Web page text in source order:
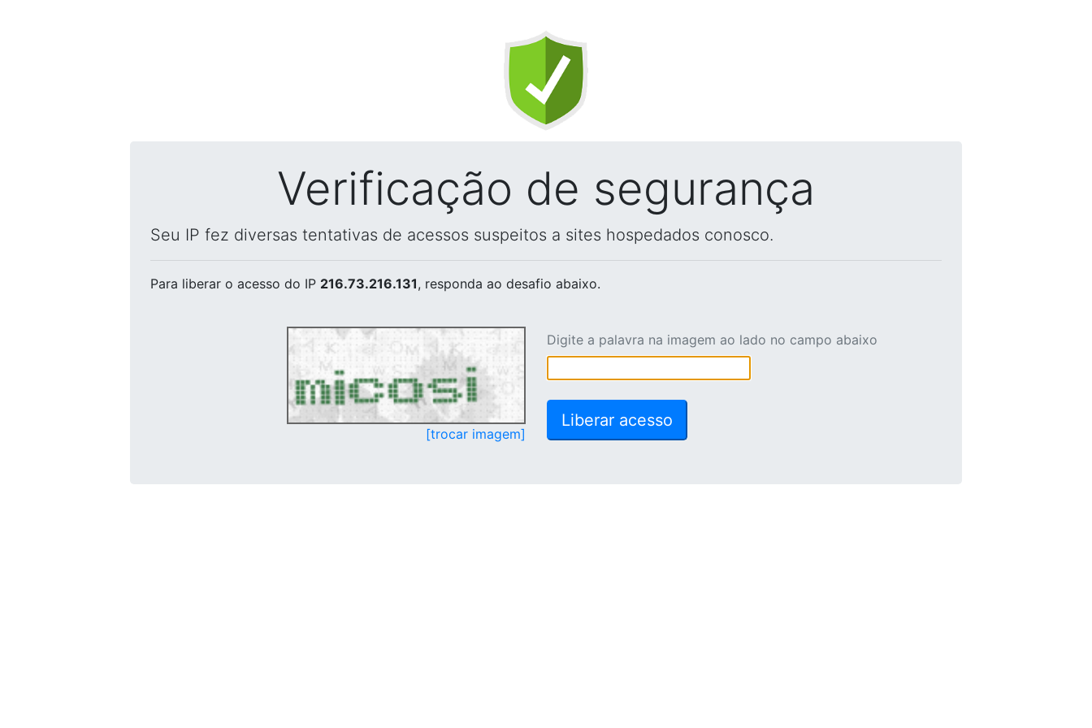
Verificação de segurança
Seu IP fez diversas tentativas de acessos suspeitos a sites hospedados conosco.
Para liberar o acesso do IP 216.73.216.131, responda ao desafio abaixo.
[trocar imagem]
Digite a palavra na imagem ao lado no campo abaixo